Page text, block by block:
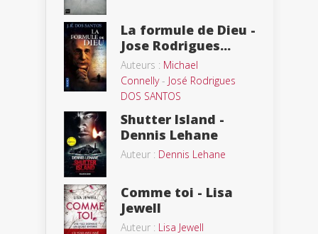
La formule de Dieu -
Jose Rodrigues...
Auteurs : Michael
Connelly- José Rodrigues
DOS SANTOS
Shutter Island -
Dennis Lehane
Auteur : Dennis Lehane
Comme toi - Lisa
Jewell
Auteur : Lisa Jewell